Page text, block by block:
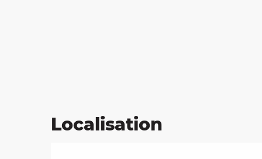
Localisation